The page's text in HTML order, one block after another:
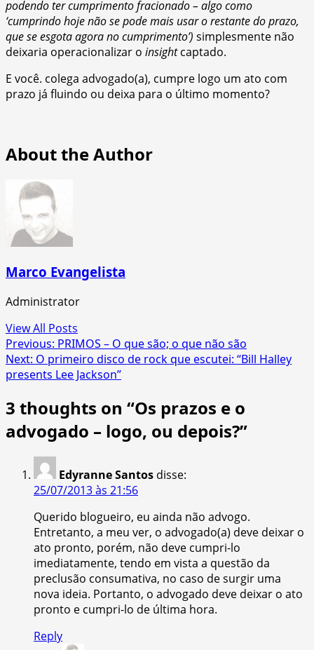
podendo ter cumprimento fracionado – algo como
‘cumprindo hoje não se pode mais usar o restante do prazo,
que se esgota agora no cumprimento’) simplesmente não
deixaria operacionalizar o insightcaptado.
E você. colega advogado(a), cumpre logo um ato com
prazo já fluindo ou deixa para o último momento?
About the Author
Marco Evangelista
Administrator
View All Posts
Post
navigation
Previous: PRIMOS – O que são; o que não são
Next: O primeiro disco de rock que escutei: “Bill Halley
presents Lee Jackson”
3 thoughts on “Os prazos e o
advogado – logo, ou depois?”
Edyranne Santos disse:
25/07/2013 às 21:56
Querido blogueiro, eu ainda não advogo.
Entretanto, a meu ver, o advogado(a) deve deixar o
ato pronto, porém, não deve cumpri-lo
imediatamente, tendo em vista a questão da
preclusão consumativa, no caso de surgir uma
nova ideia. Portanto, o advogado deve deixar o ato
pronto e cumpri-lo de última hora.
Reply